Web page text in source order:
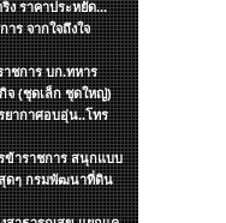
ง ราคาประหยัด...
ร จากใจถึงใจ
าชการ บก.ทหาร
จ (ชุดเล็ก ชุดใหญ่)
ยากาศอบอุ่น..โทร
ข้าราชการ สนุกแบบ
สุดๆ กรมพัฒนาที่ดิน